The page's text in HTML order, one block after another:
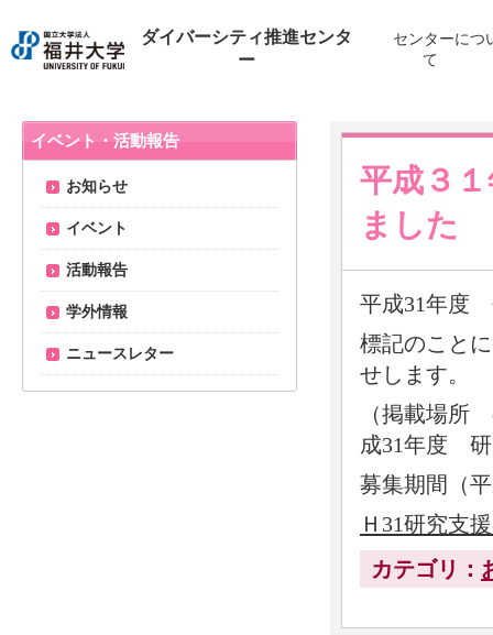
ダイバーシティ推進センタ
ー
センターにつ
て
平成３
ました
平成31年度
標記のこと
せします。
（掲載場所
成31年度 研
募集期間（
Ｈ31研究支
カテゴリ：
イベント・活動報告
お知らせ
イベント
活動報告
学外情報
ニュースレター